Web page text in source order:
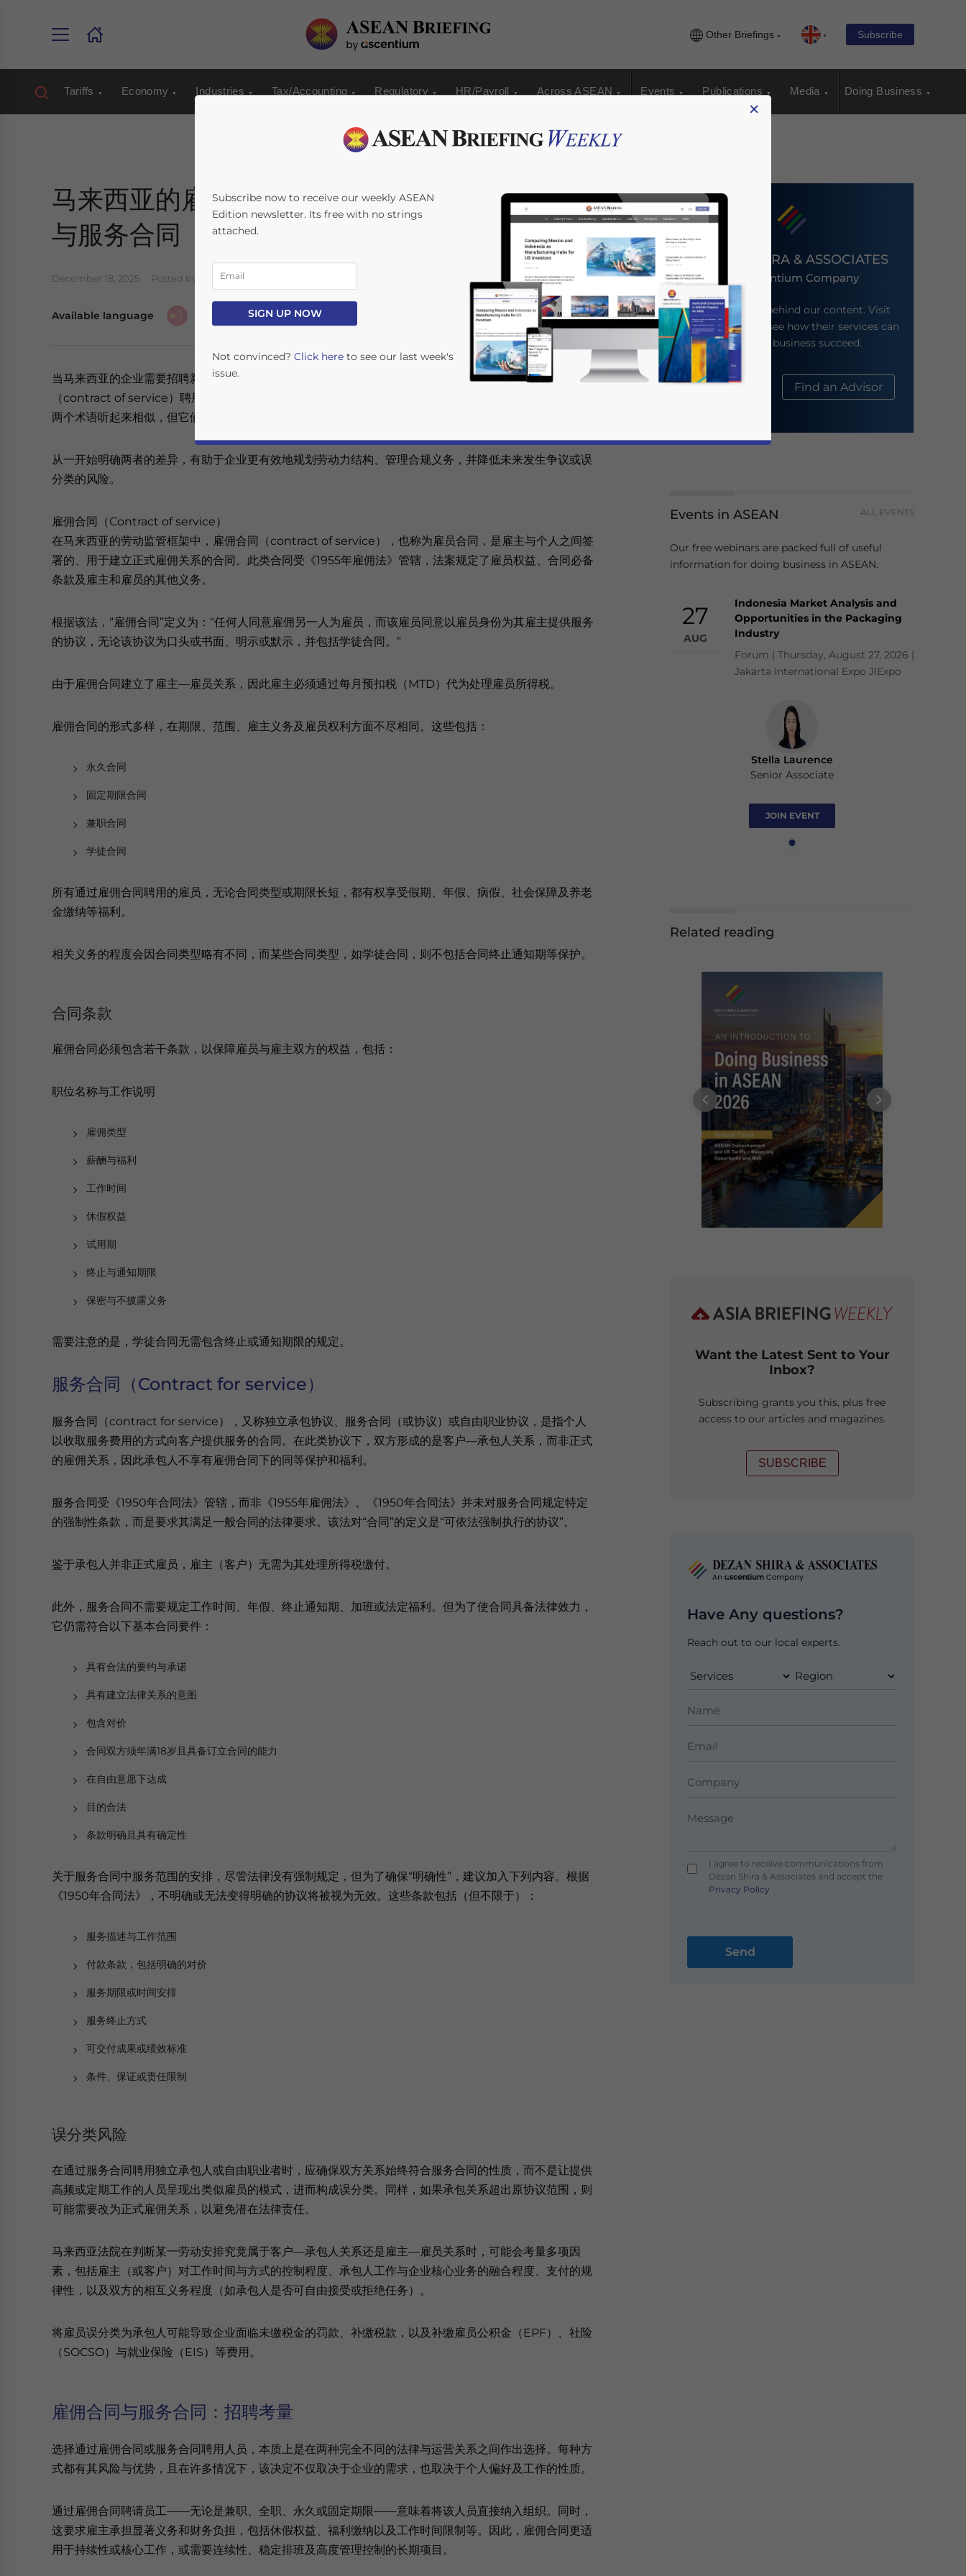
Other Briefings Subscribe
Tariffs Economy Industries Tax/Accounting Regulatory HR/Payroll Across ASEAN Events Publications Media Doing Business
马来西亚的雇佣合同（Contract of Service）
与服务合同（Contract for Service）之区别
December 18, 2025 Posted by Chinese Desk
Available language
当马来西亚的企业需要招聘新的员工或外部专才时，首先要做出的决策之一，是应当通过雇佣合同
（contract of service）聘用员工，还是通过服务合同（contract for service）聘用独立承包人。尽管这
两个术语听起来相似，但它们所建立的法律关系、控制程度以及成本结构却截然不同。
从一开始明确两者的差异，有助于企业更有效地规划劳动力结构、管理合规义务，并降低未来发生争议或误
分类的风险。
雇佣合同（Contract of service）
在马来西亚的劳动监管框架中，雇佣合同（contract of service），也称为雇员合同，是雇主与个人之间签
署的、用于建立正式雇佣关系的合同。此类合同受《1955年雇佣法》管辖，法案规定了雇员权益、合同必备
条款及雇主和雇员的其他义务。
根据该法，“雇佣合同”定义为：“任何人同意雇佣另一人为雇员，而该雇员同意以雇员身份为其雇主提供服务
的协议，无论该协议为口头或书面、明示或默示，并包括学徒合同。”
由于雇佣合同建立了雇主—雇员关系，因此雇主必须通过每月预扣税（MTD）代为处理雇员所得税。
雇佣合同的形式多样，在期限、范围、雇主义务及雇员权利方面不尽相同。这些包括：
永久合同
固定期限合同
兼职合同
学徒合同
所有通过雇佣合同聘用的雇员，无论合同类型或期限长短，都有权享受假期、年假、病假、社会保障及养老
金缴纳等福利。
相关义务的程度会因合同类型略有不同，而某些合同类型，如学徒合同，则不包括合同终止通知期等保护。
合同条款
雇佣合同必须包含若干条款，以保障雇员与雇主双方的权益，包括：
职位名称与工作说明
雇佣类型
薪酬与福利
工作时间
休假权益
试用期
终止与通知期限
保密与不披露义务
需要注意的是，学徒合同无需包含终止或通知期限的规定。
服务合同（Contract for service）
服务合同（contract for service），又称独立承包协议、服务合同（或协议）或自由职业协议，是指个人
以收取服务费用的方式向客户提供服务的合同。在此类协议下，双方形成的是客户—承包人关系，而非正式
的雇佣关系，因此承包人不享有雇佣合同下的同等保护和福利。
服务合同受《1950年合同法》管辖，而非《1955年雇佣法》。《1950年合同法》并未对服务合同规定特定
的强制性条款，而是要求其满足一般合同的法律要求。该法对“合同”的定义是“可依法强制执行的协议”。
鉴于承包人并非正式雇员，雇主（客户）无需为其处理所得税缴付。
此外，服务合同不需要规定工作时间、年假、终止通知期、加班或法定福利。但为了使合同具备法律效力，
它仍需符合以下基本合同要件：
具有合法的要约与承诺
具有建立法律关系的意图
包含对价
合同双方须年满18岁且具备订立合同的能力
在自由意愿下达成
目的合法
条款明确且具有确定性
关于服务合同中服务范围的安排，尽管法律没有强制规定，但为了确保“明确性”，建议加入下列内容。根据
《1950年合同法》，不明确或无法变得明确的协议将被视为无效。这些条款包括（但不限于）：
服务描述与工作范围
付款条款，包括明确的对价
服务期限或时间安排
服务终止方式
可交付成果或绩效标准
条件、保证或责任限制
误分类风险
在通过服务合同聘用独立承包人或自由职业者时，应确保双方关系始终符合服务合同的性质，而不是让提供
高频或定期工作的人员呈现出类似雇员的模式，进而构成误分类。同样，如果承包关系超出原协议范围，则
可能需要改为正式雇佣关系，以避免潜在法律责任。
马来西亚法院在判断某一劳动安排究竟属于客户—承包人关系还是雇主—雇员关系时，可能会考量多项因
素，包括雇主（或客户）对工作时间与方式的控制程度、承包人工作与企业核心业务的融合程度、支付的规
律性，以及双方的相互义务程度（如承包人是否可自由接受或拒绝任务）。
将雇员误分类为承包人可能导致企业面临未缴税金的罚款、补缴税款，以及补缴雇员公积金（EPF）、社险
（SOCSO）与就业保险（EIS）等费用。
雇佣合同与服务合同：招聘考量
选择通过雇佣合同或服务合同聘用人员，本质上是在两种完全不同的法律与运营关系之间作出选择。每种方
式都有其风险与优势，且在许多情况下，该决定不仅取决于企业的需求，也取决于个人偏好及工作的性质。
通过雇佣合同聘请员工——无论是兼职、全职、永久或固定期限——意味着将该人员直接纳入组织。同时，
这要求雇主承担显著义务和财务负担，包括休假权益、福利缴纳以及工作时间限制等。因此，雇佣合同更适
用于持续性或核心工作，或需要连续性、稳定排班及高度管理控制的长期项目。
DEZAN SHIRA & ASSOCIATES
An Ascentium Company
Meet the firm behind our content. Visit
their website to see how their services can
help your business succeed.
About Us Find an Advisor
Events in ASEAN ALL EVENTS
Our free webinars are packed full of useful
information for doing business in ASEAN.
27
AUG
Indonesia Market Analysis and
Opportunities in the Packaging
Industry
Forum | Thursday, August 27, 2026 |
Jakarta International Expo JIExpo
Stella Laurence
Senior Associate
JOIN EVENT
Related reading
Want the Latest Sent to Your
Inbox?
Subscribing grants you this, plus free
access to our articles and magazines.
SUBSCRIBE
Have Any questions?
Reach out to our local experts.
I agree to receive communications from
Dezan Shira & Associates and accept the
Privacy Policy
×
Subscribe now to receive our weekly ASEAN
Edition newsletter. Its free with no strings
attached.
SIGN UP NOW
Not convinced? Click here to see our last week's
issue.
Yes, I have read thePrivacy Policy Statement for this website. Please send me business news and updates for Asia!
- case sensitive